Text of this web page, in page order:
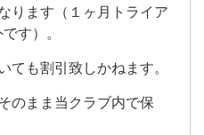
ります（１ヶ月トライア
す）。
も割引致しかねます。
のまま当クラブ内で保